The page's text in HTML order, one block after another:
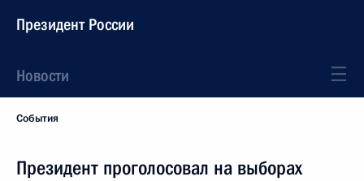
Президент России
Новости
События
Президент проголосовал на выборах